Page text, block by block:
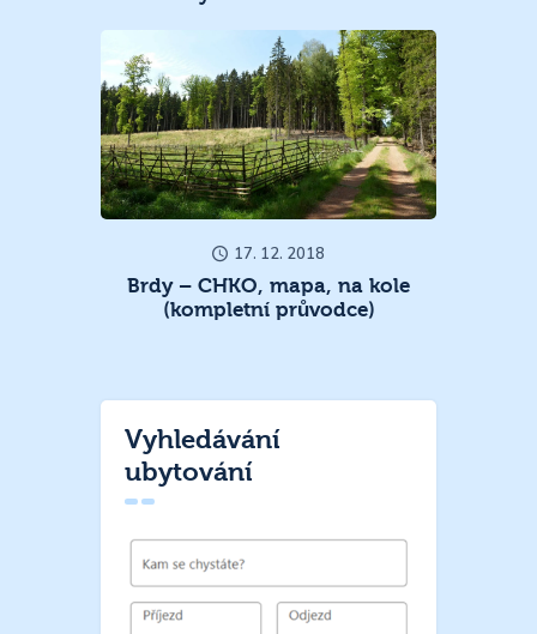
17. 12. 2018
Brdy – CHKO, mapa, na kole
(kompletní průvodce)
Vyhledávání
ubytování